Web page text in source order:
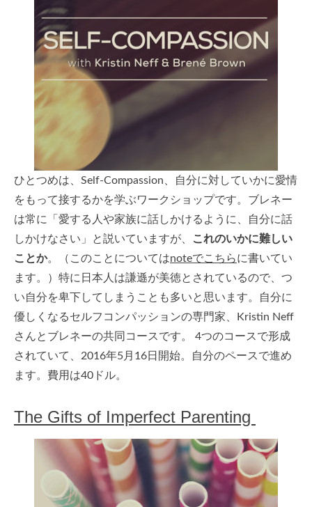
ひとつめは、Self-Compassion、自分に対していかに愛情
をもって接するかを学ぶワークショップです。ブレネー
は常に「愛する人や家族に話しかけるように、自分に話
しかけなさい」と説いていますが、
これのいかに難しい
ことか。（このことについてはnoteでこちらに書いてい
ます。）特に日本人は謙遜が美徳とされているので、つ
い自分を卑下してしまうことも多いと思います。自分に
優しくなるセルフコンパッションの専門家、Kristin Neff
さんとブレネーの共同コースです。 4つのコースで形成
されていて、2016年5月16日開始。自分のペースで進め
ます。費用は40ドル。
The Gifts of Imperfect Parenting